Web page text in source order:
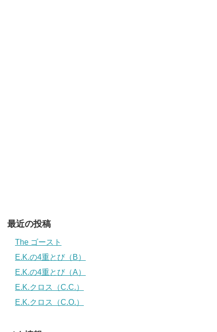
最近の投稿
The ゴースト
E.K.の4重とび（B）
E.K.の4重とび（A）
E.K.クロス（C.C.）
E.K.クロス（C.O.）